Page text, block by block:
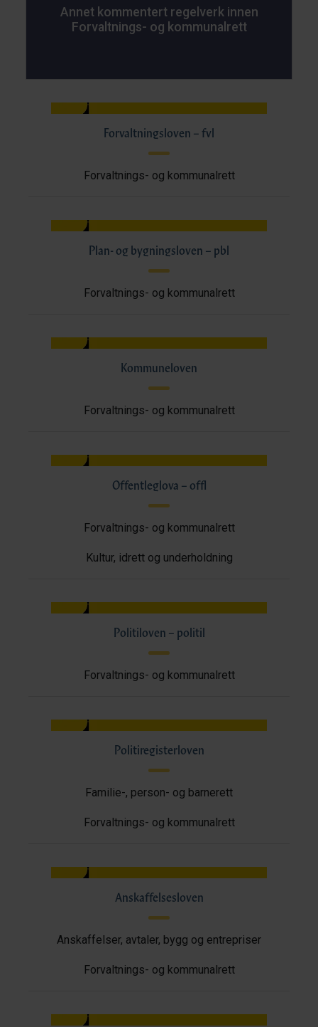
Annet kommentert regelverk innen
Forvaltnings- og kommunalrett
Forvaltningsloven – fvl
Forvaltnings- og kommunalrett
Plan- og bygningsloven – pbl
Forvaltnings- og kommunalrett
Kommuneloven
Forvaltnings- og kommunalrett
Offentleglova – offl
Forvaltnings- og kommunalrett
Kultur, idrett og underholdning
Politiloven – politil
Forvaltnings- og kommunalrett
Politiregisterloven
Familie-, person- og barnerett
Forvaltnings- og kommunalrett
Anskaffelsesloven
Anskaffelser, avtaler, bygg og entrepriser
Forvaltnings- og kommunalrett